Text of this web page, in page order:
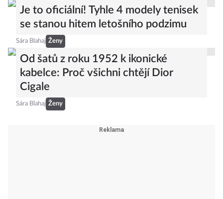
Je to oficiální! Tyhle 4 modely tenisek
se stanou hitem letošního podzimu
Sára Blahaj Ženy
Od šatů z roku 1952 k ikonické
kabelce: Proč všichni chtějí Dior
Cigale
Sára Blahaj Ženy